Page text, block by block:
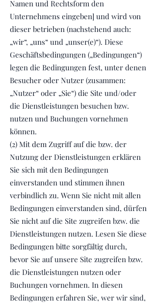
Namen und Rechtsform den
Unternehmens eingeben] und wird von
dieser betrieben (nachstehend auch:
„wir“, „uns“ und „unser(e)“). Diese
Geschäftsbedingungen („Bedingungen“)
legen die Bedingungen fest, unter denen
Besucher oder Nutzer (zusammen:
„Nutzer“ oder „Sie“) die Site und/oder
die Dienstleistungen besuchen bzw.
nutzen und Buchungen vornehmen
können.
(2) Mit dem Zugriff auf die bzw. der
Nutzung der Dienstleistungen erklären
Sie sich mit den Bedingungen
einverstanden und stimmen ihnen
verbindlich zu. Wenn Sie nicht mit allen
Bedingungen einverstanden sind, dürfen
Sie nicht auf die Site zugreifen bzw. die
Dienstleistungen nutzen. Lesen Sie diese
Bedingungen bitte sorgfältig durch,
bevor Sie auf unsere Site zugreifen bzw.
die Dienstleistungen nutzen oder
Buchungen vornehmen. In diesen
Bedingungen erfahren Sie, wer wir sind,